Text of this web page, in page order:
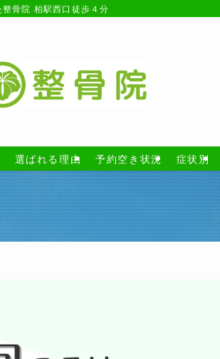
骨院 柏駅西口徒歩４分
選ばれる理由 予約空き状況 症状別